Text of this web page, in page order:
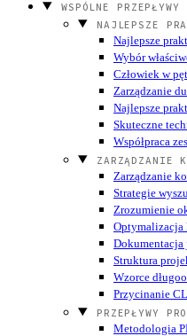
WSPÓLNE PRZEPŁYWY
NAJLEPSZE
Najlepsze
Wybór
Człowiek w
Zarządzanie
Najlepsze
Skuteczne
Współpraca
ZARZĄDZANIE
Zarządzanie
Strategie
Zrozumienie
Optymalizacja
Struktura
Wzorce
Przycinanie
PRZEPŁYWY
Metodologia